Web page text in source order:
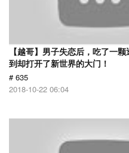
【越哥】男子失恋后，吃了一
到却打开了新世界的大门！
# 635
2018-10-22 06:04